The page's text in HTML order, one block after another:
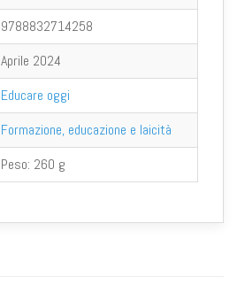
9788832714258
Aprile 2024
Educare oggi
Formazione, educazione e laicità
Peso: 260 g